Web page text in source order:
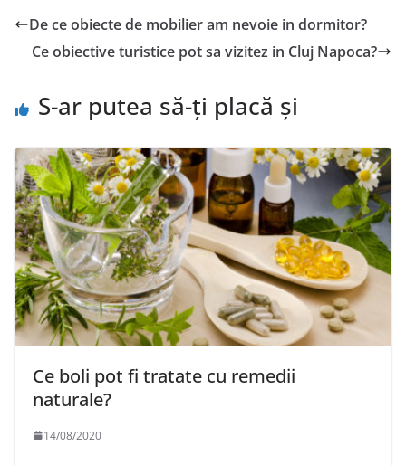
De ce obiecte de mobilier am nevoie in dormitor?
Ce obiective turistice pot sa vizitez in Cluj Napoca?
S-ar putea să-ți placă și
Ce boli pot fi tratate cu remedii
naturale?
14/08/2020